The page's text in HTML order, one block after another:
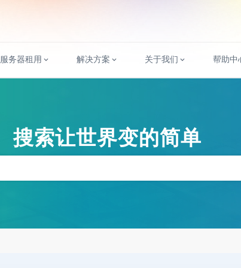
服务器租用 解决方案 关于我们 帮助中
搜索让世界变的简单